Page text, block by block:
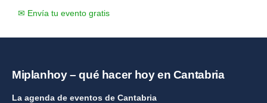
✉ Envía tu evento gratis
Miplanhoy – qué hacer hoy en Cantabria
La agenda de eventos de Cantabria